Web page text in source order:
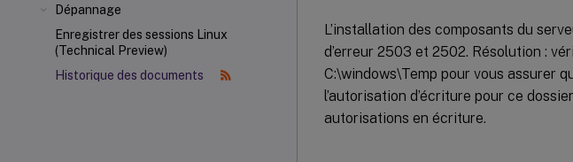
Dépannage
Enregistrer des sessions Linux
(Technical Preview)
Historique des documents
L’installation des composants du
d’erreur 2503 et 2502. Résolution :
C:\windows\Temp pour vous assurer
l’autorisation d’écriture pour ce
autorisations en écriture.